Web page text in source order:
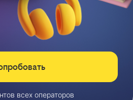
всех операторов